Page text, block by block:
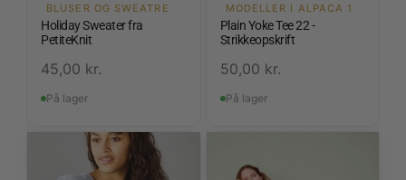
BLUSER OG SWEATRE
Holiday Sweater fra
PetiteKnit
45,00 kr.
På lager
MODELLER I ALPACA 1
Plain Yoke Tee 22 -
Strikkeopskrift
50,00 kr.
På lager